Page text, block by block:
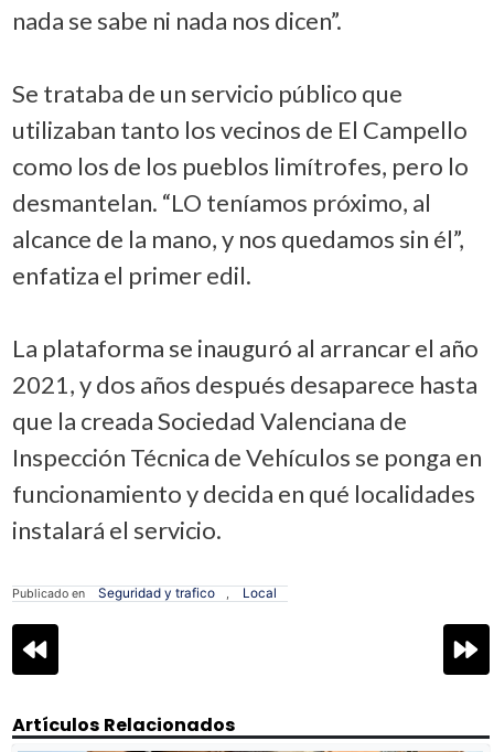
nada se sabe ni nada nos dicen”.
Se trataba de un servicio público que
utilizaban tanto los vecinos de El Campello
como los de los pueblos limítrofes, pero lo
desmantelan. “LO teníamos próximo, al
alcance de la mano, y nos quedamos sin él”,
enfatiza el primer edil.
La plataforma se inauguró al arrancar el año
2021, y dos años después desaparece hasta
que la creada Sociedad Valenciana de
Inspección Técnica de Vehículos se ponga en
funcionamiento y decida en qué localidades
instalará el servicio.
Publicado en Seguridad y trafico , Local
Navegación
de
Artículos Relacionados